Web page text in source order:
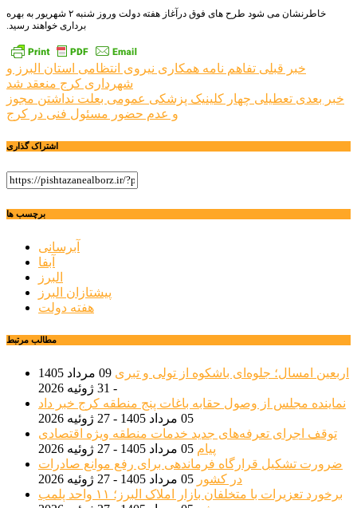
خاطرنشان می شود طرح های فوق درآغاز هفته دولت وروز شنبه ۲ شهریور به بهره
برداری خواهند رسید.
راهبری
نوشته
خبر قبلی تفاهم نامه همکاری نیروی انتظامی استان البرز و
شهرداری کرج منعقد شد
خبر بعدی تعطیلی چهار کلینیک پزشکی عمومی بعلت نداشتن مجوز
و عدم حضور مسئول فنی در کرج
اشتراک گذاری
برچسب ها
آبرسانی
آبفا
البرز
پیشتازان البرز
هفته دولت
مطالب مرتبط
اربعین امسال؛ جلوه‌ای باشکوه از تولی و تبری
09 مرداد 1405
- 31 ژوئیه 2026
نماینده مجلس از وصول حقابه باغات پنج منطقه کرج خبر داد
05 مرداد 1405 - 27 ژوئیه 2026
توقف اجرای تعرفه‌های جدید خدمات منطقه ویژه اقتصادی
پیام 05 مرداد 1405 - 27 ژوئیه 2026
ضرورت تشکیل قرارگاه فرماندهی برای رفع موانع صادرات
در کشور 05 مرداد 1405 - 27 ژوئیه 2026
برخورد تعزیرات با متخلفان بازار املاک البرز؛ ۱۱ واحد پلمب